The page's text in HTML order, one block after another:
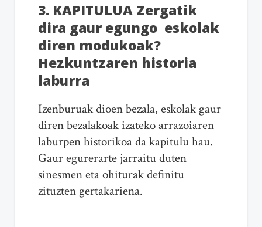
3. KAPITULUA Zergatik
dira gaur egungo eskolak
diren modukoak?
Hezkuntzaren historia
laburra
Izenburuak dioen bezala, eskolak gaur
diren bezalakoak izateko arrazoiaren
laburpen historikoa da kapitulu hau.
Gaur egurerarte jarraitu duten
sinesmen eta ohiturak definitu
zituzten gertakariena.